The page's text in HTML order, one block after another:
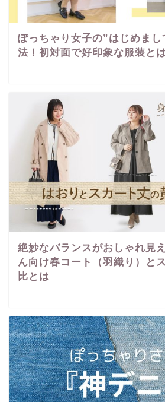
ぽっちゃり女子の”はじめま
法！初対面で好印象な服装と
絶妙なバランスがおしゃれ見
ん向け春コート（羽織り）と
比とは